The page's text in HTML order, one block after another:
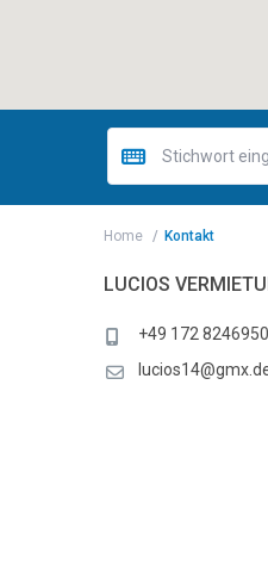
Home Kontakt
LUCIOS
+49 172 8246950